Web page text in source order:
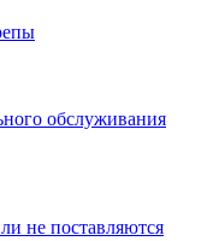
обслуживания
не поставляются